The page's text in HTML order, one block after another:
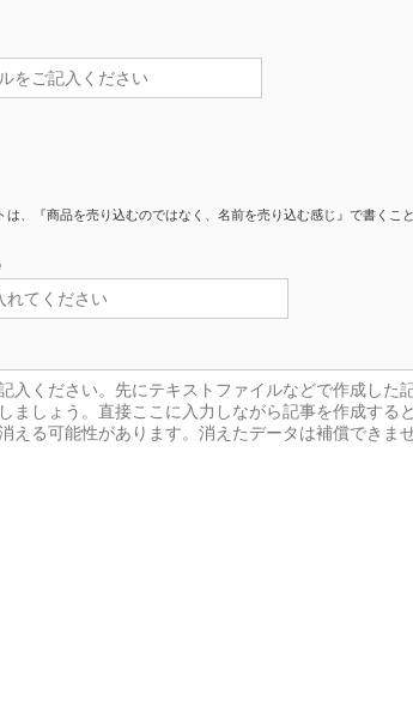
、『商品を売り込むのではなく、名前を売り込む感じ』で書くこと